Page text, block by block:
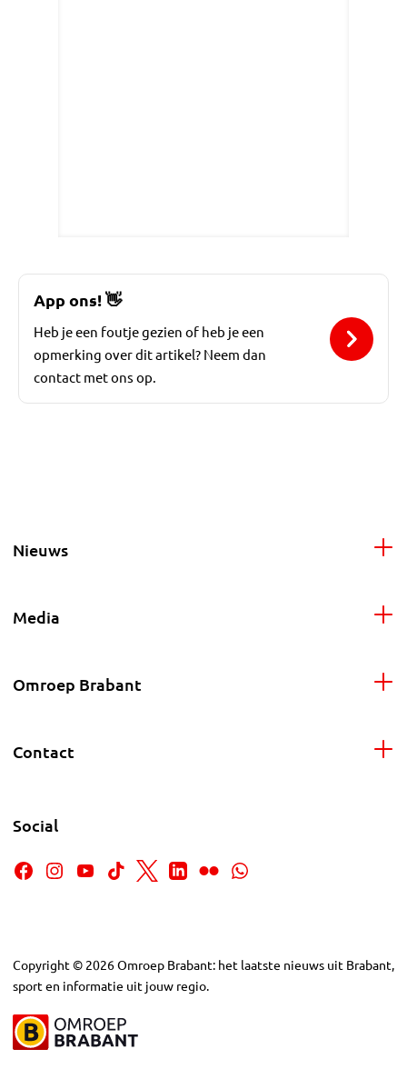
App ons!👋
Heb je een foutje gezien of heb je een
opmerking over dit artikel? Neem dan
contact met ons op.
Nieuws
Media
Omroep Brabant
Contact
Social
Copyright © 2026Omroep Brabant: het laatste nieuws uit Brabant,
sport en informatie uit jouw regio.